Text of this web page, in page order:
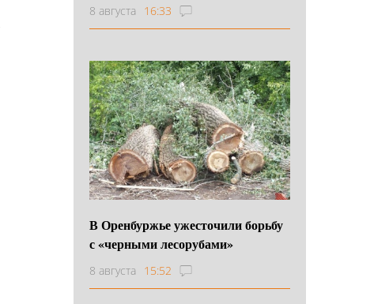
8 августа 16:33
В Оренбуржье ужесточили борьбу
с «черными лесорубами»
8 августа 15:52